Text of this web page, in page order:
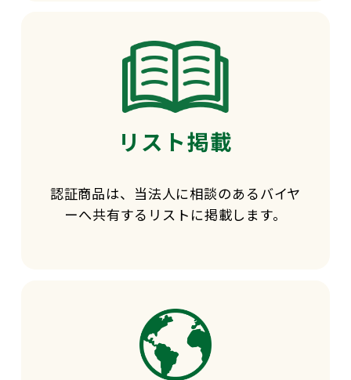
リスト掲載
認証商品は、当法人に相談のあるバイヤ
ーへ共有するリストに掲載します。